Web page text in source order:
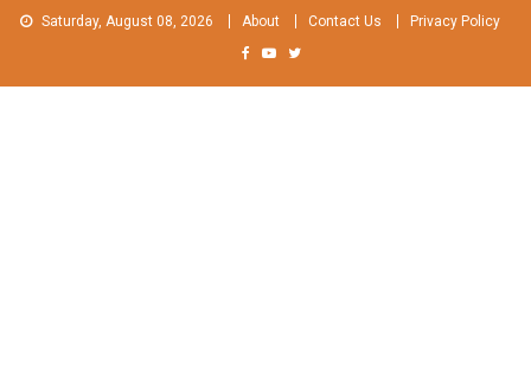
Skip
Saturday, August 08, 2026 About Contact Us Privacy Policy